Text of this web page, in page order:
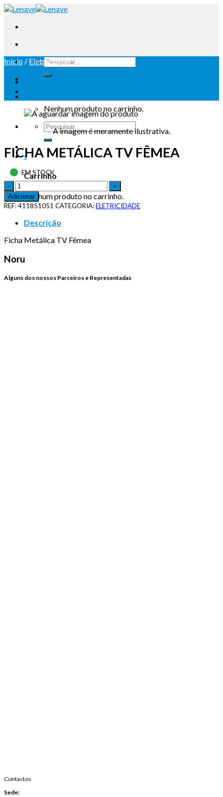
Nenhum produto no carrinho.
0
Carrinho
Nenhum produto no carrinho.
Início / Eletricidade
A imagem é meramente ilustrativa.
FICHA METÁLICA TV FÊMEA
EM STOCK
Adicionar
REF:411851051 CATEGORIA:ELETRICIDADE
Descrição
Ficha Metálica TV Fêmea
Noru
Alguns dos nossos Parceiros e Representadas
Contactos
Sede: